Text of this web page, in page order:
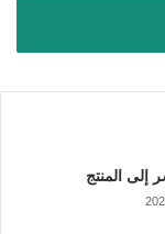
إلى المنتج